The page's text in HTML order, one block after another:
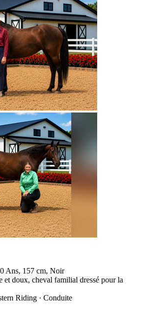
Ans, 157 cm, Noir
et doux, cheval familial dressé pour la
Riding · Conduite